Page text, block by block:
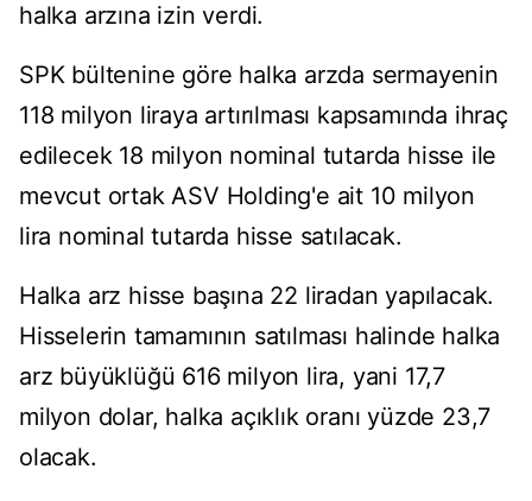
halka arzına izin verdi.
SPK bültenine göre halka arzda sermayenin
118 milyon liraya artırılması kapsamında ihraç
edilecek 18 milyon nominal tutarda hisse ile
mevcut ortak ASV Holding'e ait 10 milyon
lira nominal tutarda hisse satılacak.
Halka arz hisse başına 22 liradan yapılacak.
Hisselerin tamamının satılması halinde halka
arz büyüklüğü 616 milyon lira, yani 17,7
milyon dolar, halka açıklık oranı yüzde 23,7
olacak.